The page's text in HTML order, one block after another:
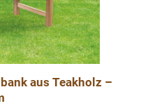
aus Teakholz –